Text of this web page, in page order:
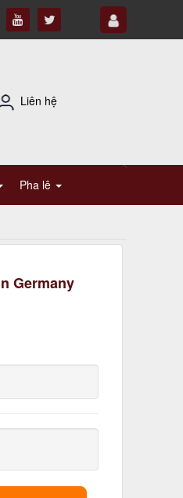
Liên hệ
Pha lê
Germany